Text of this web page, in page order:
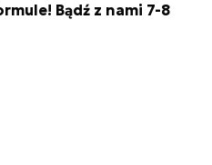
Bądź z nami 7-8